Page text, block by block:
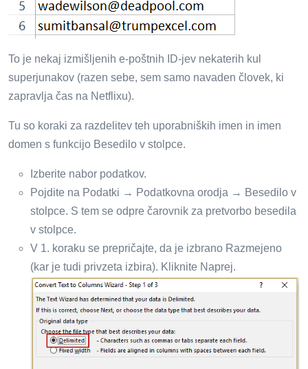
To je nekaj izmišljenih e-poštnih ID-jev nekaterih kul
superjunakov (razen sebe, sem samo navaden človek, ki
zapravlja čas na Netflixu).
Tu so koraki za razdelitev teh uporabniških imen in imen
domen s funkcijo Besedilo v stolpce.
Izberite nabor podatkov.
Pojdite na Podatki → Podatkovna orodja → Besedilo v
stolpce. S tem se odpre čarovnik za pretvorbo besedila
v stolpce.
V 1. koraku se prepričajte, da je izbrano Razmejeno
(kar je tudi privzeta izbira). Kliknite Naprej.